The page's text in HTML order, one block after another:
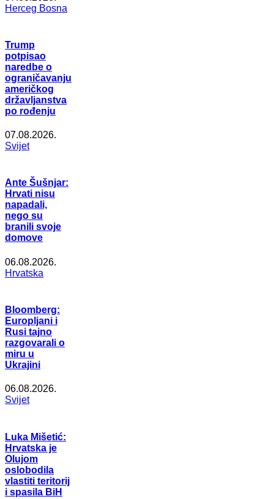
Herceg Bosna
Trump
potpisao
naredbe o
ograničavanju
američkog
državljanstva
po rođenju
07.08.2026.
Svijet
Ante Šušnjar:
Hrvati nisu
napadali,
nego su
branili svoje
domove
06.08.2026.
Hrvatska
Bloomberg:
Europljani i
Rusi tajno
razgovarali o
miru u
Ukrajini
06.08.2026.
Svijet
Luka Mišetić:
Hrvatska je
Olujom
oslobodila
vlastiti teritorij
i spasila BiH